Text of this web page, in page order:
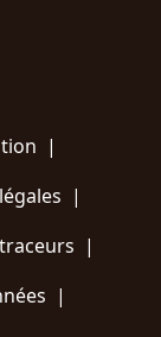
|
|
|
|